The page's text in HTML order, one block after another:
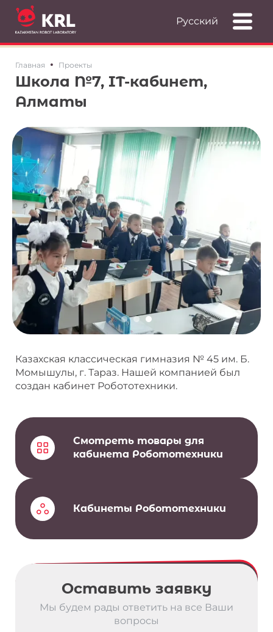
Главная • Проекты
Школа №7, IT-кабинет,
Алматы
Казахская классическая гимназия № 45 им. Б.
Момышулы, г. Тараз. Нашей компанией был
создан кабинет Робототехники.
Смотреть товары для
кабинета Робототехники
Кабинеты Робототехники
Оставить заявку
Мы будем рады ответить на все Ваши
вопросы
Русский